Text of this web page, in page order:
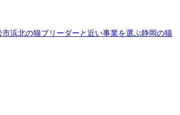
市浜北の猫ブリーダーと近い事業を選ぶ静岡の猫